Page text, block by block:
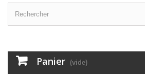
Panier (vide)